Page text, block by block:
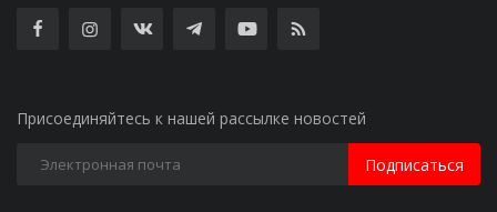
Присоединяйтесь к нашей рассылке новостей
Подписаться